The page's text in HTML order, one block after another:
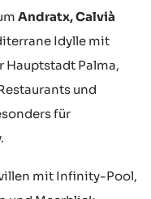
Andratx, Calvià
Idylle mit
Hauptstadt Palma,
und
für
mit Infinity-Pool,